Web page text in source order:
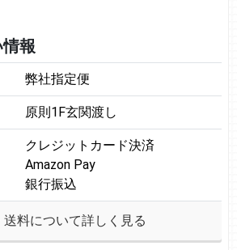
報
弊社指定便
原則1F玄関渡し
クレジットカード決済
Amazon Pay
銀行振込
送料について詳しく見る